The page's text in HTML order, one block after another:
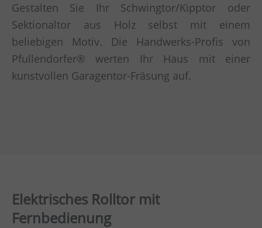
Gestalten Sie Ihr Schwingtor/Kipptor oder
Sektionaltor aus Holz selbst mit einem
beliebigen Motiv. Die Handwerks-Profis von
Pfullendorfer® werten Ihr Haus mit einer
kunstvollen Garagentor-Fräsung auf.
Elektrisches Rolltor mit
Fernbedienung